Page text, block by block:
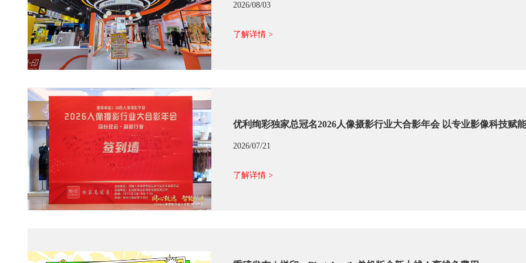
2026/08/03
了解详情 >
优利绚彩独家总冠名2026人像摄影行业大合影年会 以专业影像科技赋
2026/07/21
了解详情 >